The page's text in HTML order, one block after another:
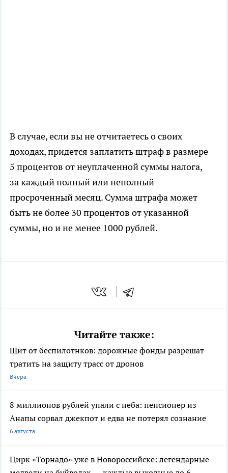
В случае, если вы не отчитаетесь о своих
доходах, придется заплатить штраф в размере
5 процентов от неуплаченной суммы налога,
за каждый полный или неполный
просроченный месяц. Сумма штрафа может
быть не более 30 процентов от указанной
суммы, но и не менее 1000 рублей.
Читайте также:
Щит от беспилотнков: дорожные фонды разрешат
тратить на защиту трасс от дронов
Вчера
8 миллионов рублей упали с неба: пенсионер из
Анапы сорвал джекпот и едва не потерял сознание
6 августа
Цирк «Торнадо» уже в Новороссийске: легендарные